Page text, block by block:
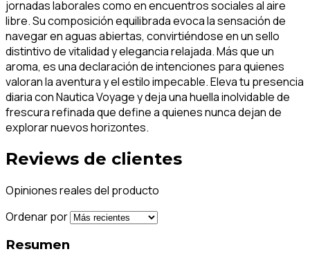
jornadas laborales como en encuentros sociales al aire
libre. Su composición equilibrada evoca la sensación de
navegar en aguas abiertas, convirtiéndose en un sello
distintivo de vitalidad y elegancia relajada. Más que un
aroma, es una declaración de intenciones para quienes
valoran la aventura y el estilo impecable. Eleva tu presencia
diaria con Nautica Voyage y deja una huella inolvidable de
frescura refinada que define a quienes nunca dejan de
explorar nuevos horizontes.
Reviews de clientes
Opiniones reales del producto
Ordenar por
Resumen